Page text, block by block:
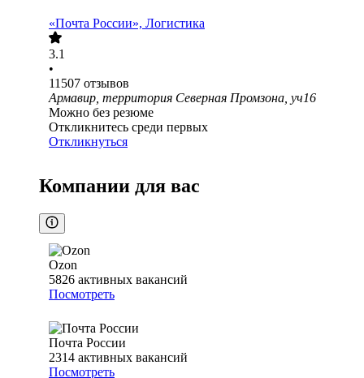
«Почта России», Логистика
3.1
•
11507 отзывов
Армавир, территория Северная Промзона, уч16
Можно без резюме
Откликнитесь среди первых
Откликнуться
Компании для вас
Ozon
5826 активных вакансий
Посмотреть
Почта России
2314 активных вакансий
Посмотреть